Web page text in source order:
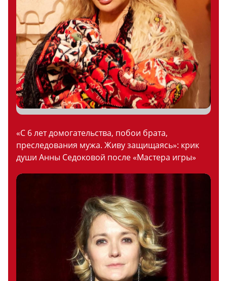
«С 6 лет домогательства, побои брата,
преследования мужа. Живу защищаясь»: крик
души Анны Седоковой после «Мастера игры»